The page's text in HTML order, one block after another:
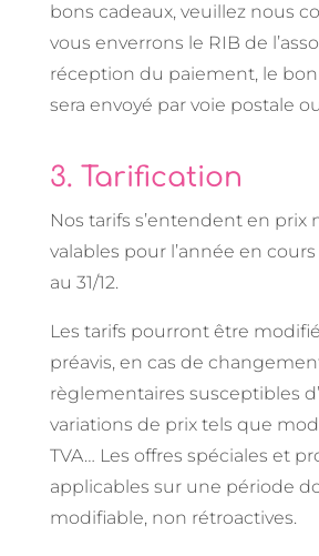
bons cadeaux, veuillez nous
vous enverrons le RIB de
réception du paiement, le
sera envoyé par voie postale
3. Tarification
Nos tarifs s’entendent en prix
valables pour l’année en cours
au 31/12.
Les tarifs pourront être
préavis, en cas de
règlementaires susceptibles
variations de prix tels que
TVA… Les offres spéciales et
applicables sur une période
modifiable, non rétroactives.